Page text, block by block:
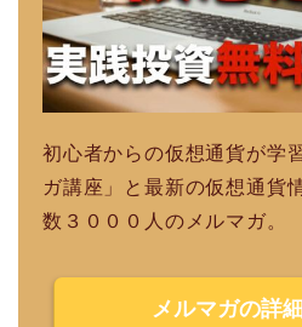
初心者からの仮想通貨が学
ガ講座」と最新の仮想通貨
数３０００人のメルマガ。
メルマガの詳